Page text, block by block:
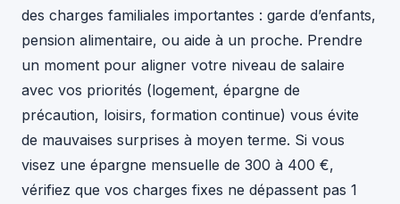
des charges familiales importantes : garde d’enfants,
pension alimentaire, ou aide à un proche. Prendre
un moment pour aligner votre niveau de salaire
avec vos priorités (logement, épargne de
précaution, loisirs, formation continue) vous évite
de mauvaises surprises à moyen terme. Si vous
visez une épargne mensuelle de 300 à 400 €,
vérifiez que vos charges fixes ne dépassent pas 1